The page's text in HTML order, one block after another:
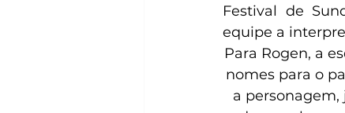
Festival de
equipe a
Para Rogen, a
nomes para o
a personagem,